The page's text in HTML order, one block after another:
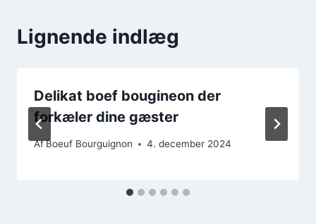
Lignende indlæg
Delikat boef bougineon der
forkæler dine gæster
AfBoeuf Bourguignon 4. december 2024